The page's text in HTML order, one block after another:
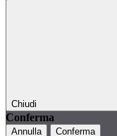
Chiudi
Conferma
Annulla Conferma